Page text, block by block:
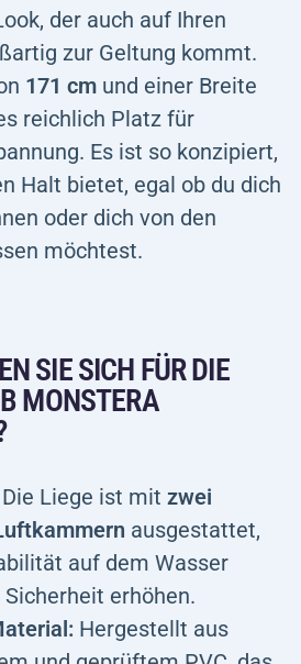
der auch auf Ihren
zur Geltung kommt.
171 cm und einer Breite
reichlich Platz für
Es ist so konzipiert,
Halt bietet, egal ob du dich
oder dich von den
möchtest.
SIE SICH FÜR DIE
MONSTERA
Die Liege ist mit zwei
ausgestattet,
auf dem Wasser
erhöhen.
Hergestellt aus